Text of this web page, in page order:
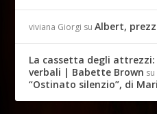
viviana Giorgi suAlbert,
La cassetta degli
verbali | Babette Brown su
“Ostinato silenzio”, di